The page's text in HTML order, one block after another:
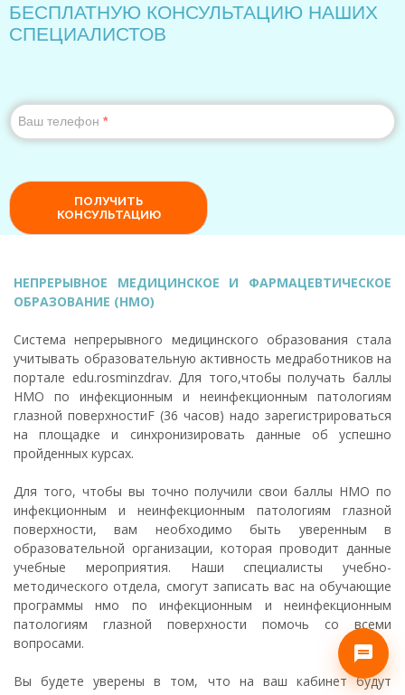
НЕПРЕРЫВНОЕ МЕДИЦИНСКОЕ И ФАРМАЦЕВТИЧЕСКОЕ
ОБРАЗОВАНИЕ (НМО)
Система непрерывного медицинского образования стала
учитывать образовательную активность медработников на
портале edu.rosminzdrav. Для того,чтобы получать баллы
НМО по инфекционным и неинфекционным патологиям
глазной поверхностиF (36 часов) надо зарегистрироваться
на площадке и синхронизировать данные об успешно
пройденных курсах.
Для того, чтобы вы точно получили свои баллы НМО по
инфекционным и неинфекционным патологиям глазной
поверхности, вам необходимо быть уверенным в
образовательной организации, которая проводит данные
учебные мероприятия. Наши специалисты учебно-
методического отдела, смогут записать вас на обучающие
программы нмо по инфекционным и неинфекционным
патологиям глазной поверхности помочь со всеми
вопросами.
Вы будете уверены в том, что на ваш кабинет будут